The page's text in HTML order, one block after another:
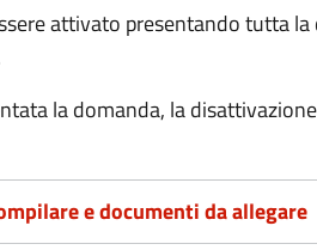
attivato presentando tutta
la domanda, la
e documenti da allegare